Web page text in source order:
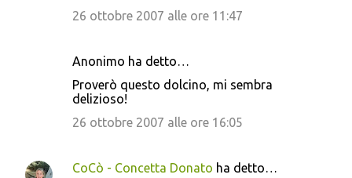
26 ottobre 2007 alle ore 11:47
Anonimo ha detto…
Proverò questo dolcino, mi sembra
delizioso!
26 ottobre 2007 alle ore 16:05
CoCò - Concetta Donato ha detto…